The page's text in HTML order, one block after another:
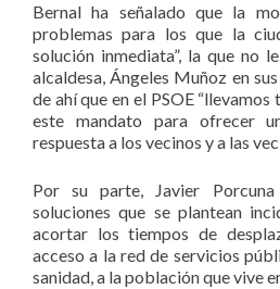
Bernal ha señalado que la
problemas para los que la
solución inmediata”, la que no
alcaldesa, Ángeles Muñoz en
de ahí que en el PSOE
este mandato para ofrecer
respuesta a los vecinos y a las
Por su parte, Javier
soluciones que se plantean
acortar los tiempos de
acceso a la red de servicios
sanidad, a la población que vive